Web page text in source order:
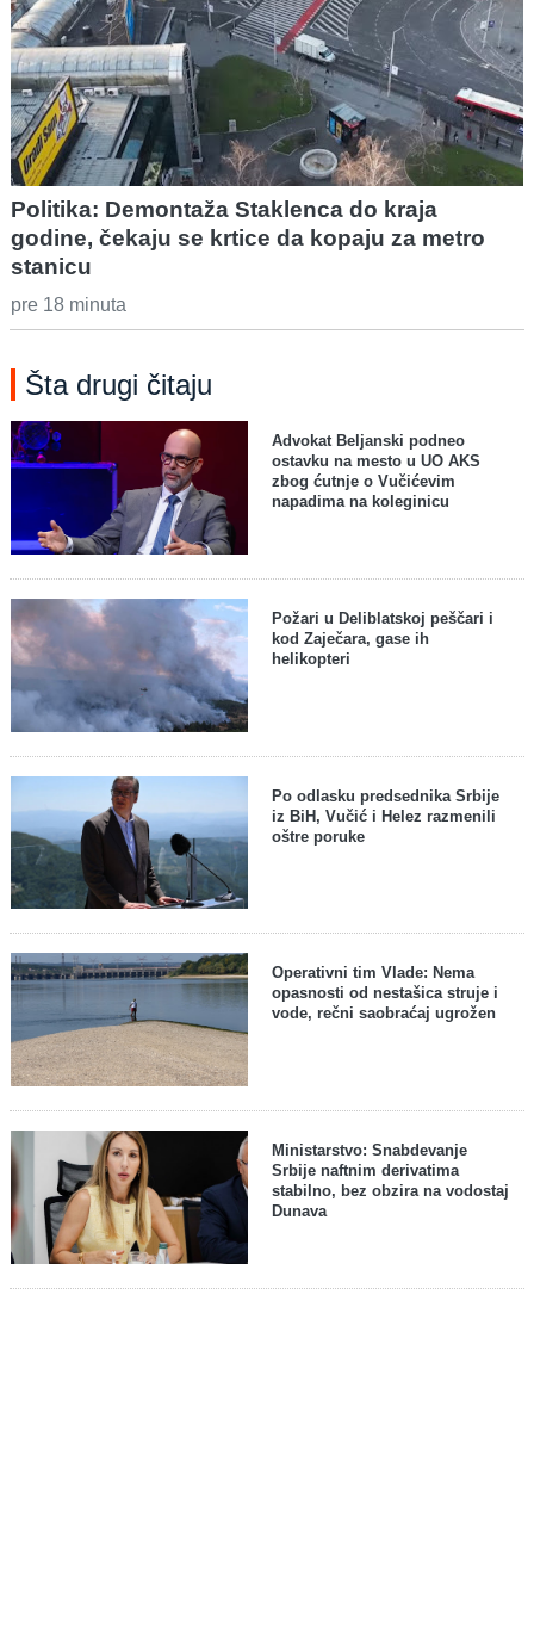
Politika: Demontaža Staklenca do kraja
godine, čekaju se krtice da kopaju za metro
stanicu
pre 18 minuta
Šta drugi čitaju
Advokat Beljanski podneo
ostavku na mesto u UO AKS
zbog ćutnje o Vučićevim
napadima na koleginicu
Požari u Deliblatskoj peščari i
kod Zaječara, gase ih
helikopteri
Po odlasku predsednika Srbije
iz BiH, Vučić i Helez razmenili
oštre poruke
Operativni tim Vlade: Nema
opasnosti od nestašica struje i
vode, rečni saobraćaj ugrožen
Ministarstvo: Snabdevanje
Srbije naftnim derivatima
stabilno, bez obzira na vodostaj
Dunava